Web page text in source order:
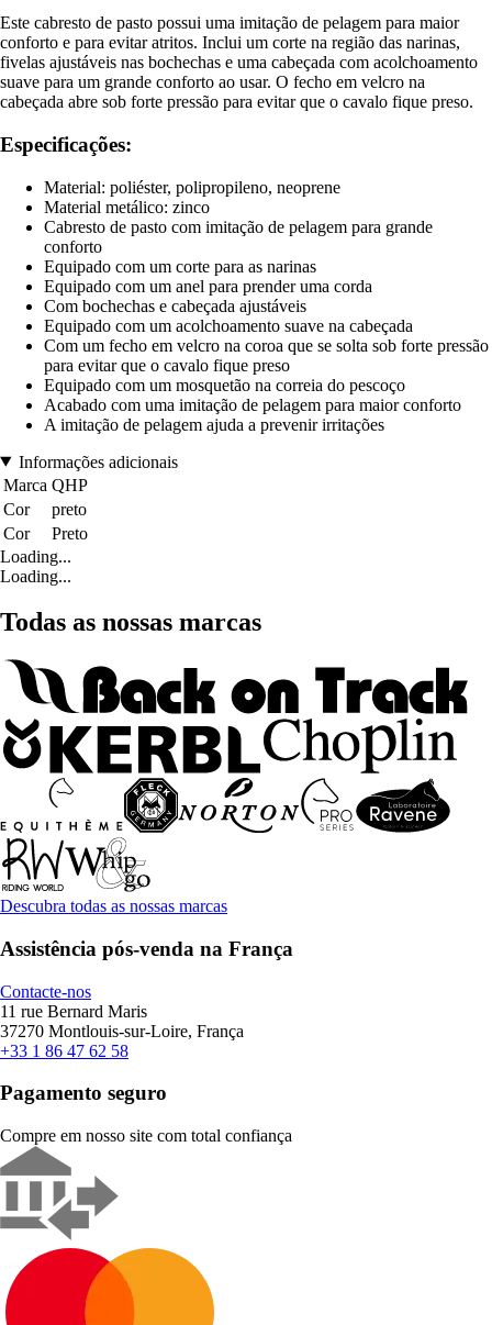
Este cabresto de pasto possui uma imitação de pelagem para maior
conforto e para evitar atritos. Inclui um corte na região das narinas,
fivelas ajustáveis nas bochechas e uma cabeçada com acolchoamento
suave para um grande conforto ao usar. O fecho em velcro na
cabeçada abre sob forte pressão para evitar que o cavalo fique preso.
Especificações:
Material: poliéster, polipropileno, neoprene
Material metálico: zinco
Cabresto de pasto com imitação de pelagem para grande
conforto
Equipado com um corte para as narinas
Equipado com um anel para prender uma corda
Com bochechas e cabeçada ajustáveis
Equipado com um acolchoamento suave na cabeçada
Com um fecho em velcro na coroa que se solta sob forte pressão
para evitar que o cavalo fique preso
Equipado com um mosquetão na correia do pescoço
Acabado com uma imitação de pelagem para maior conforto
A imitação de pelagem ajuda a prevenir irritações
Informações adicionais
Marca QHP
Cor
preto
Cor
Preto
Loading...
Loading...
Todas as nossas marcas
Descubra todas as nossas marcas
Assistência pós-venda na França
Contacte-nos
11 rue Bernard Maris
37270 Montlouis-sur-Loire, França
+33 1 86 47 62 58
Pagamento seguro
Compre em nosso site com total confiança